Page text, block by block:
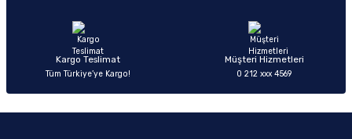
Kargo Teslimat
Tüm Türkiye’ye Kargo!
Müşteri Hizmetleri
0 212 xxx 4569